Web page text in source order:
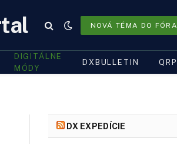
NOVÁ TÉMA DO FÓRA
DIGITÁLNE
MÓDY
DXBULLETIN QRP
DX EXPEDÍCIE